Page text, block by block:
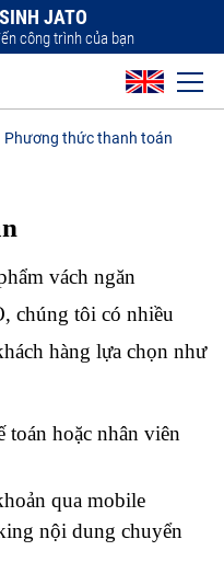
JATO
công trình của bạn
Phương thức thanh toán
vách ngăn
chúng tôi có nhiều
hàng lựa chọn như
hoặc nhân viên
qua mobile
nội dung chuyển